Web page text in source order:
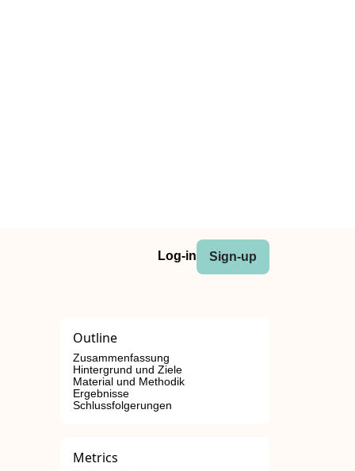
Log-in Sign-up
Outline
Zusammenfassung
Hintergrund und Ziele
Material und Methodik
Ergebnisse
Schlussfolgerungen
Metrics